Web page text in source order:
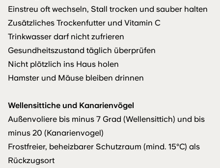
Einstreu oft wechseln, Stall trocken und sauber halten
Zusätzliches Trockenfutter und Vitamin C
Trinkwasser darf nicht zufrieren
Gesundheitszustand täglich überprüfen
Nicht plötzlich ins Haus holen
Hamster und Mäuse bleiben drinnen
Wellensittiche und Kanarienvögel
Außenvoliere bis minus 7 Grad (Wellensittich) und bis
minus 20 (Kanarienvogel)
Frostfreier, beheizbarer Schutzraum (mind. 15°C) als
Rückzugsort